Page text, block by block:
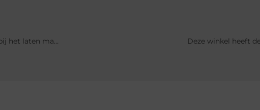
Website voor tandartsen: waarom het belangrijk is en waarop te letten bij het laten maken Deze winkel heeft